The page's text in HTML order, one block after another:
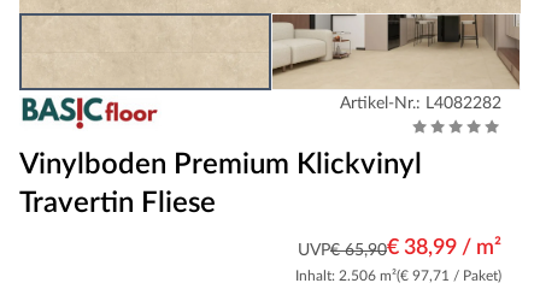
Artikel-Nr.: L4082282
Vinylboden Premium Klickvinyl
Travertin Fliese
UVP€ 65,90€ 38,99 / m²
Inhalt: 2.506 m²(€ 97,71 / Paket)